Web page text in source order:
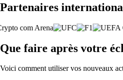
Partenaires
Que faire après votre
Voici comment utiliser vos nouveaux